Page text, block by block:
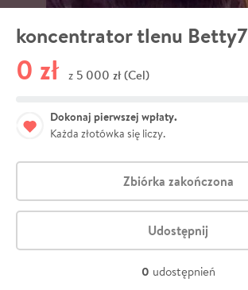
koncentrator tlenu Betty7
0 zł z 5 000 zł (Cel)
Dokonaj pierwszej wpłaty.
Każda złotówka się liczy.
Zbiórka zakończona
Udostępnij
0 udostępnień